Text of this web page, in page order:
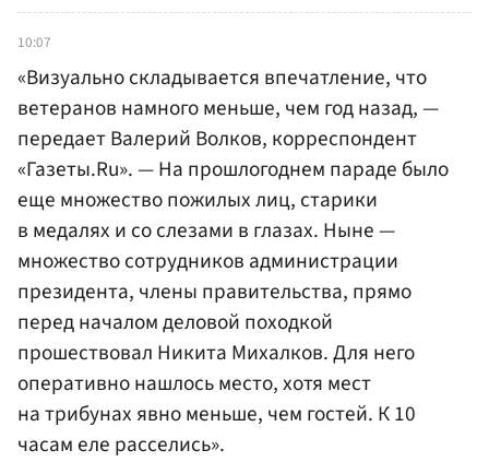
10:07
«Визуально складывается впечатление, что
ветеранов намного меньше, чем год назад, —
передает Валерий Волков, корреспондент
«Газеты.Ru». — На прошлогоднем параде было
еще множество пожилых лиц, старики
в медалях и со слезами в глазах. Ныне —
множество сотрудников администрации
президента, члены правительства, прямо
перед началом деловой походкой
прошествовал Никита Михалков. Для него
оперативно нашлось место, хотя мест
на трибунах явно меньше, чем гостей. К 10
часам еле расселись».